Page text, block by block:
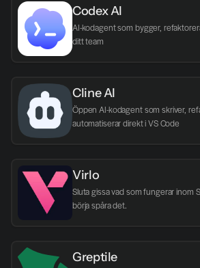
Codex AI
AI-kodagent som bygger,
ditt team
Cline AI
Öppen AI-kodagent som skriver,
automatiserar direkt i VS Code
Virlo
Sluta gissa vad som fungerar inom
börja spåra det.
Greptile